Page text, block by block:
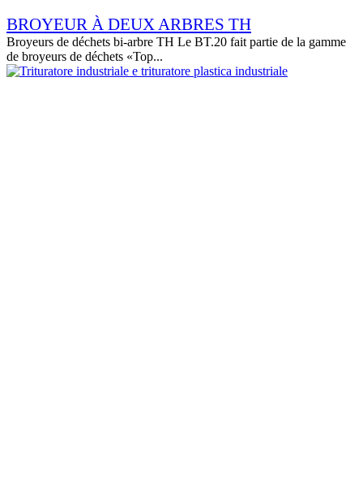
BROYEUR À DEUX ARBRES TH
Broyeurs de déchets bi-arbre TH Le BT.20 fait partie de la gamme
de broyeurs de déchets «Top...